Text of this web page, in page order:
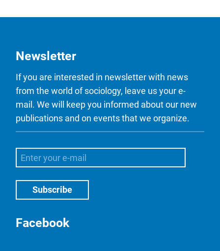
Newsletter
If you are interested in newsletter with news
from the world of sociology, leave us your e-
mail. We will keep you informed about our new
publications and on events that we organize.
Facebook